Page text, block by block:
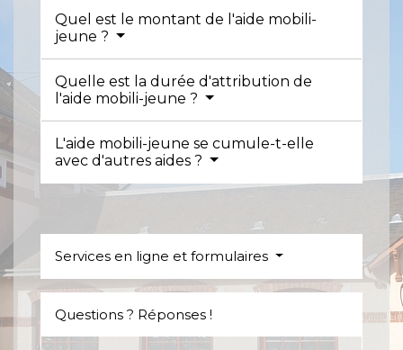
Quel est le montant de l'aide mobili-
jeune ?
Quelle est la durée d'attribution de
l'aide mobili-jeune ?
L'aide mobili-jeune se cumule-t-elle
avec d'autres aides ?
Services en ligne et formulaires
Questions ? Réponses !